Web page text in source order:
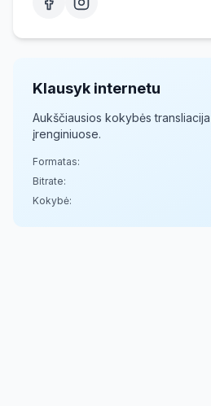
Klausyk internetu
Aukščiausios kokybės
įrenginiuose.
Formatas:
Bitrate:
Kokybė: